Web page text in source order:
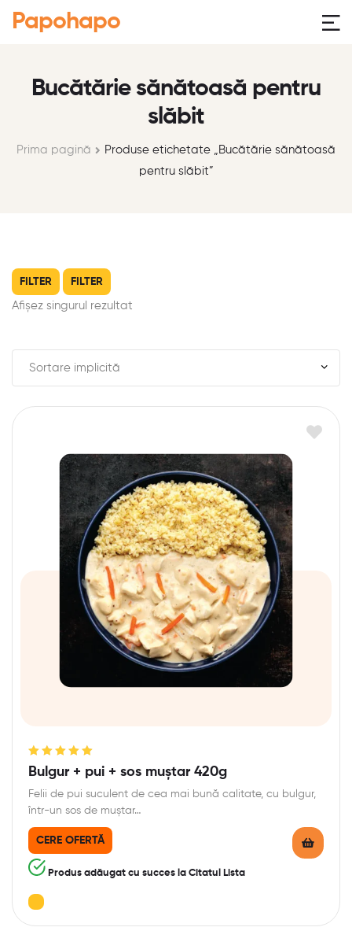
Papohapo
Bucătărie sănătoasă pentru
slăbit
Prima pagină
Produse etichetate „Bucătărie sănătoasă
pentru slăbit”
FILTER FILTER
Afișez singurul rezultat
Evaluat la
din 5
Bulgur + pui + sos muștar 420g
Felii de pui suculent de cea mai bună calitate, cu bulgur,
într-un sos de muștar…
CERE OFERTĂ
Produs adăugat cu succes la Citatul Lista